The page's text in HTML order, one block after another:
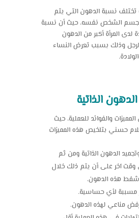
تختلف نسبة الدهون التي يتم
الشخص نفسه، حيث أن نسبة
لدى المرأة أكبر من الدهون
وذلك بسبب تعرض النساء
الذاتية
والفوائد للعملية، حيث
حسني بتلخيص هذه المميزات
الدهون الذاتية ومن ثم
وقت آخر على أن يتم ذلك خلال
شفط هذه الدهون.
مسببة لأي حساسية.
مناعي لهذه الدهون.